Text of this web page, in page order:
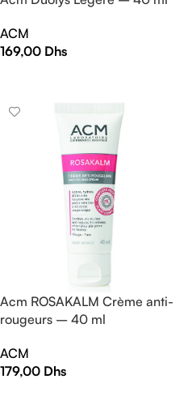
ACM
169,00 Dhs
Acm ROSAKALM Crème anti-
rougeurs – 40 ml
ACM
179,00 Dhs